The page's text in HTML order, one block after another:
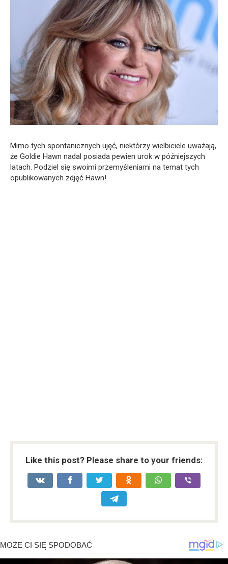
Mimo tych spontanicznych ujęć, niektórzy wielbiciele uważają,
że Goldie Hawn nadal posiada pewien urok w późniejszych
latach. Podziel się swoimi przemyśleniami na temat tych
opublikowanych zdjęć Hawn!
Like this post? Please share to your friends: